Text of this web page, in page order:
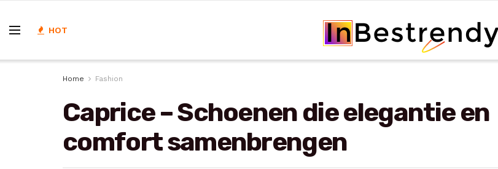
HOT
Home Fashion
Caprice – Schoenen die elegantie en
comfort samenbrengen